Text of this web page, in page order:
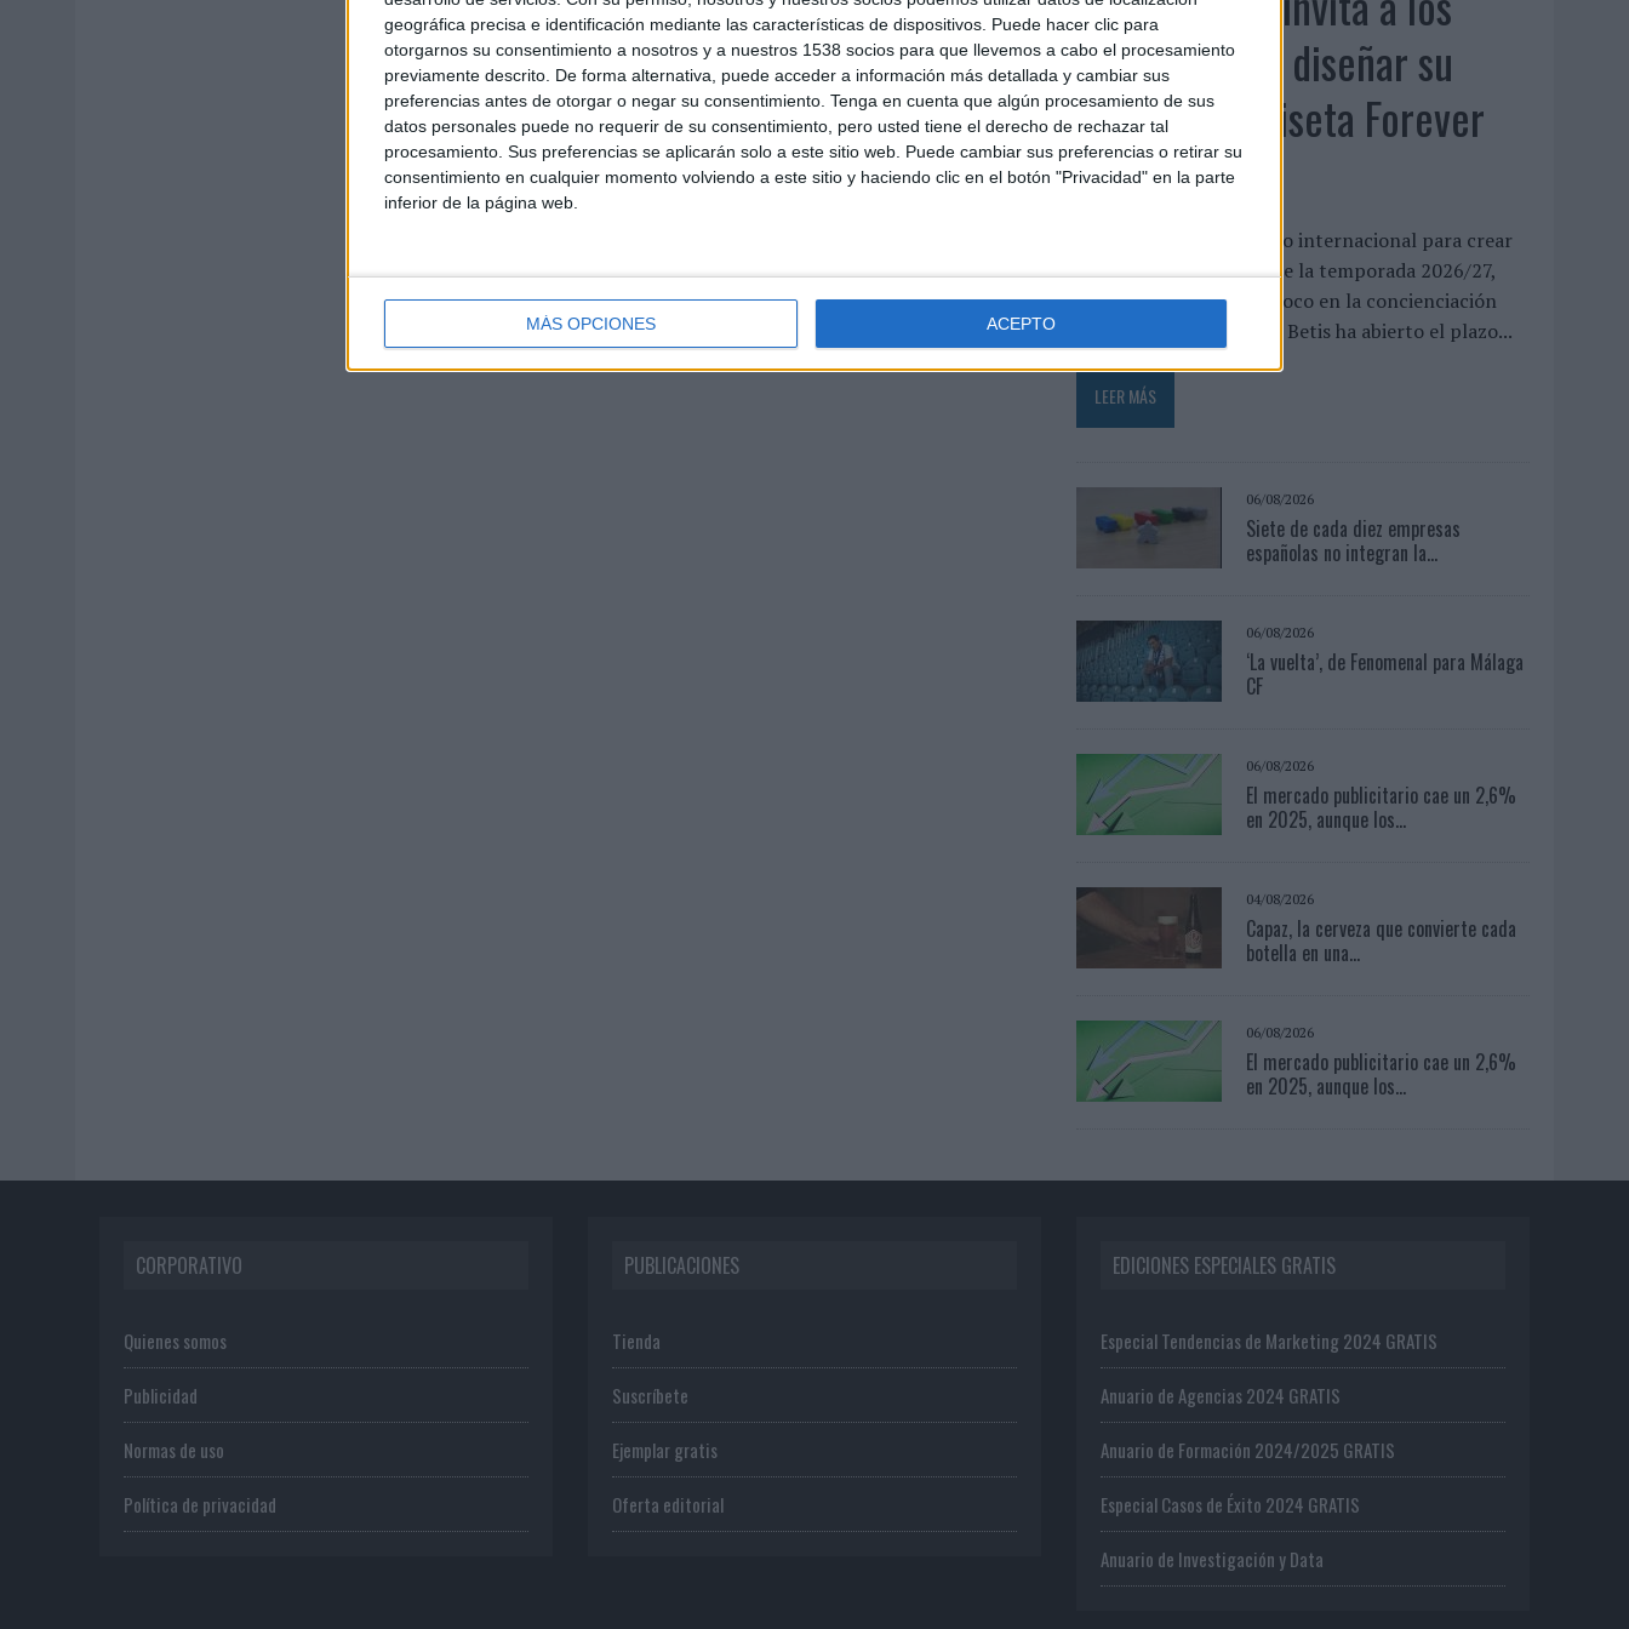
geográfica precisa e identificación mediante las características de dispositivos. Puede hacer clic para
otorgarnos su consentimiento a nosotros y a nuestros 1538 socios para que llevemos a cabo el procesamiento
previamente descrito. De forma alternativa, puede acceder a información más detallada y cambiar sus
preferencias antes de otorgar o negar su consentimiento. Tenga en cuenta que algún procesamiento de sus
datos personales puede no requerir de su consentimiento, pero usted tiene el derecho de rechazar tal
procesamiento. Sus preferencias se aplicarán solo a este sitio web. Puede cambiar sus preferencias o retirar su
consentimiento en cualquier momento volviendo a este sitio y haciendo clic en el botón "Privacidad" en la parte
inferior de la página web.
MÁS OPCIONES ACEPTO
aficionados a diseñar su
próxima camiseta Forever
Green
El club abre un concurso internacional para crear
la equipación especial de la temporada 2026/27,
que volverá a poner el foco en la concienciación
medioambiental El Real Betis ha abierto el plazo...
LEER MÁS
06/08/2026
Siete de cada diez empresas
españolas no integran la...
06/08/2026
‘La vuelta’, de Fenomenal para Málaga
CF
06/08/2026
El mercado publicitario cae un 2,6%
en 2025, aunque los...
04/08/2026
Capaz, la cerveza que convierte cada
botella en una...
06/08/2026
El mercado publicitario cae un 2,6%
en 2025, aunque los...
CORPORATIVO
Quienes somos
Publicidad
Normas de uso
Política de privacidad
PUBLICACIONES
Tienda
Suscríbete
Ejemplar gratis
Oferta editorial
EDICIONES ESPECIALES GRATIS
Especial Tendencias de Marketing 2024 GRATIS
Anuario de Agencias 2024 GRATIS
Anuario de Formación 2024/2025 GRATIS
Especial Casos de Éxito 2024 GRATIS
Anuario de Investigación y Data